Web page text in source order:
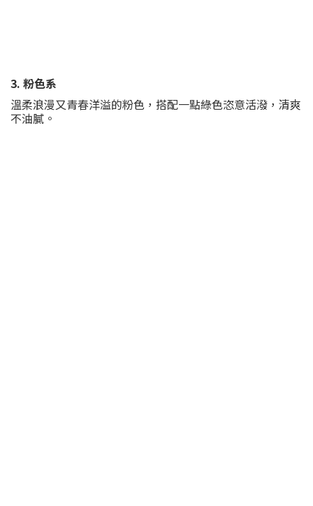
3. 粉色系
溫柔浪漫又青春洋溢的粉色，搭配一點綠色恣意活潑，清爽
不油膩。